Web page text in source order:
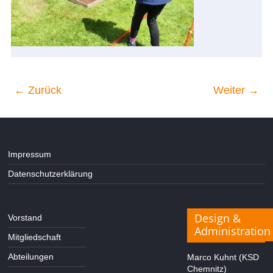
← Zurück Weiter →
Impressum
Datenschutzerklärung
Vorstand
Mitgliedschaft
Abteilungen
Design &
Administration
Marco Kuhnt (KSD
Chemnitz)